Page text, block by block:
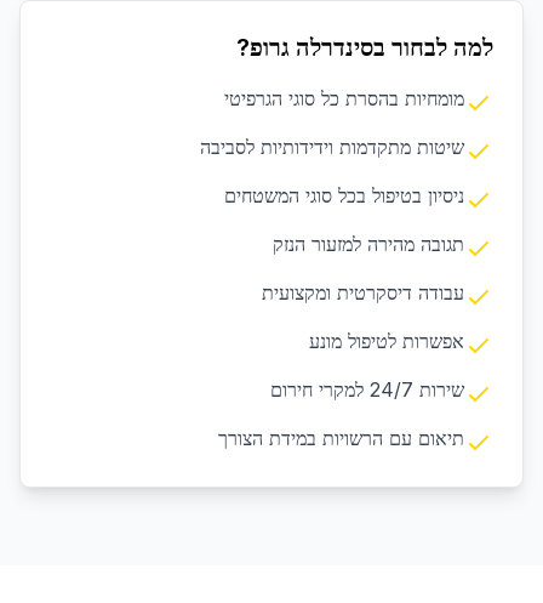
למה לבחור בסינדרלה גרופ?
מומחיות בהסרת כל סוגי הגרפיטי
שיטות מתקדמות וידידותיות לסביבה
ניסיון בטיפול בכל סוגי המשטחים
תגובה מהירה למזעור הנזק
עבודה דיסקרטית ומקצועית
אפשרות לטיפול מונע
שירות 24/7 למקרי חירום
תיאום עם הרשויות במידת הצורך